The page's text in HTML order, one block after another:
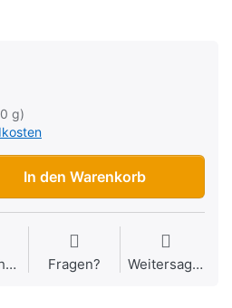
g)
In den Warenkorb
Vergleichen Fragen? Weitersagen